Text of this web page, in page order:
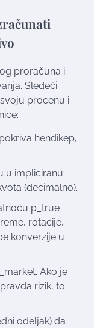
proračuna i
Sledeći
procenu i
hendikep,
u impliciranu
(decimalno).
p_true
rotacije,
konverzije u
Ako je
rizik, to
odeljak) da